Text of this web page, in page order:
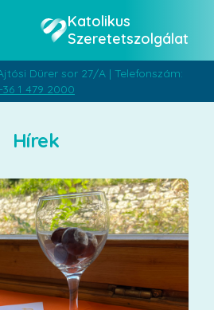
Katolikus
Szeretetszolgálat
Dürer sor 27/A | Telefonszám:
1 479 2000
Hírek